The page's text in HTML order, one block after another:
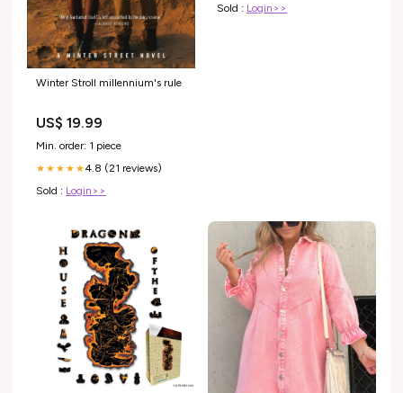
Winter Stroll millennium's rule
US$ 19.99
Min. order: 1 piece
★★★★★4.8 (21 reviews)
Sold : Login>>
Sold : Login>>